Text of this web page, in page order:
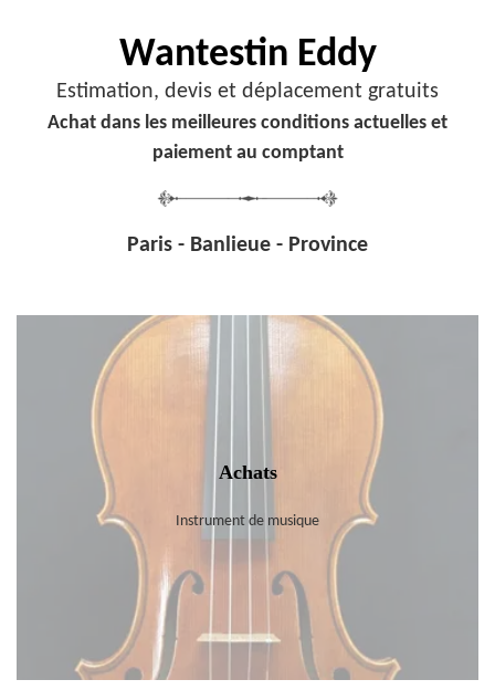
Wantestin Eddy
Estimation, devis et déplacement gratuits
Achat dans les meilleures conditions actuelles et
paiement au comptant
Paris - Banlieue - Province
Achats
Instrument de musique